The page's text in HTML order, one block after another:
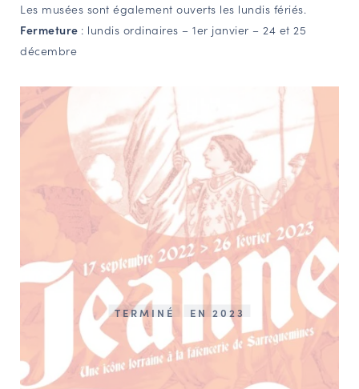
Les musées sont également ouverts les lundis fériés.
Fermeture : lundis ordinaires – 1er janvier – 24 et 25
décembre
TERMINÉ EN 2023